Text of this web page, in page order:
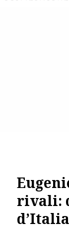
rivali: